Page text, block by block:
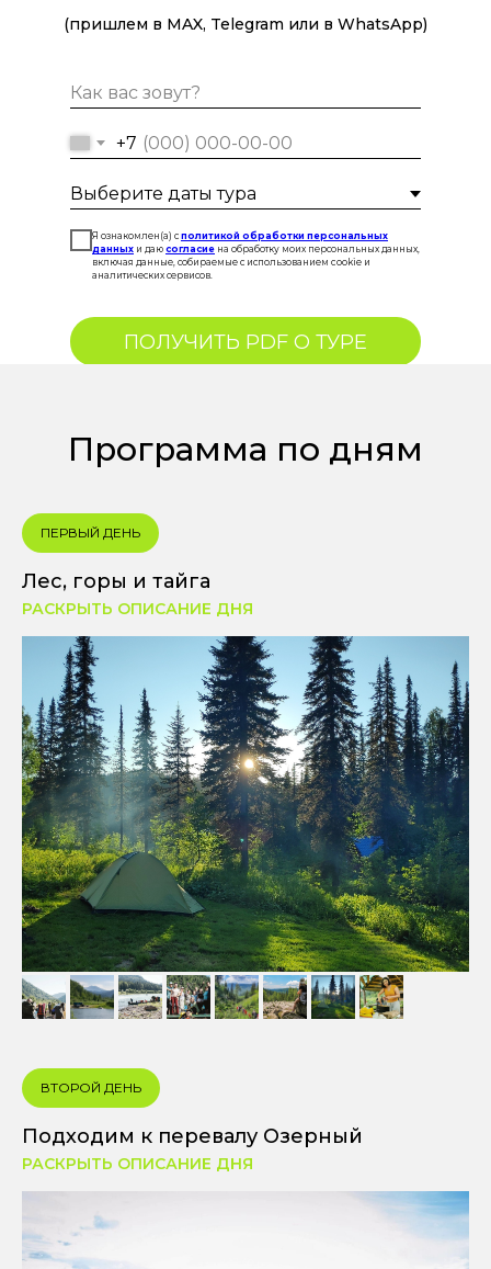
(пришлем в MAX, Telegram или в WhatsApp)
+7
Я ознакомлен(а) с политикой обработки персональных
данных и даю согласие на обработку моих персональных данных,
включая данные, собираемые с использованием cookie и
аналитических сервисов.
ПОЛУЧИТЬ PDF О ТУРЕ
Программа по дням
ПЕРВЫЙ ДЕНЬ
Лес, горы и тайга
РАСКРЫТЬ ОПИСАНИЕ ДНЯ
ВТОРОЙ ДЕНЬ
Подходим к перевалу Озерный
РАСКРЫТЬ ОПИСАНИЕ ДНЯ